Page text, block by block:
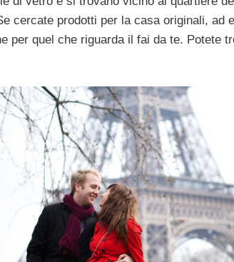
cercate prodotti per la casa originali, ad
per quel che riguarda il fai da te. Potete